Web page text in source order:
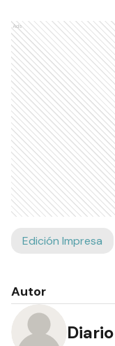
Ads
Edición Impresa
Autor